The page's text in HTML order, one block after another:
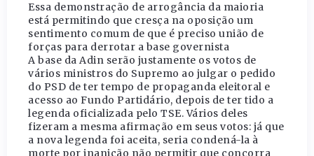
Essa demonstração de arrogância da maioria
está permitindo que cresça na oposição um
sentimento comum de que é preciso união de
forças para derrotar a base governista
A base da Adin serão justamente os votos de
vários ministros do Supremo ao julgar o pedido
do PSD de ter tempo de propaganda eleitoral e
acesso ao Fundo Partidário, depois de ter tido a
legenda oficializada pelo TSE. Vários deles
fizeram a mesma afirmação em seus votos: já que
a nova legenda foi aceita, seria condená-la à
morte por inanição não permitir que concorra